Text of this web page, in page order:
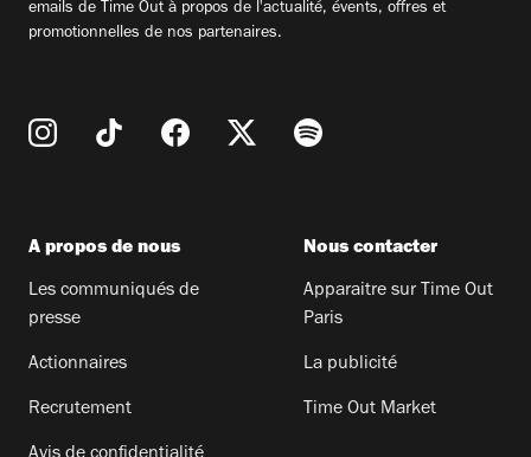
emails de Time Out à propos de l'actualité, évents, offres et
promotionnelles de nos partenaires.
A propos de nous
Les communiqués de
presse
Actionnaires
Recrutement
Nous contacter
Apparaitre sur Time Out
Paris
La publicité
Time Out Market